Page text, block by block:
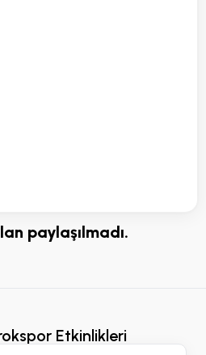
paylaşılmadı.
Etkinlikleri